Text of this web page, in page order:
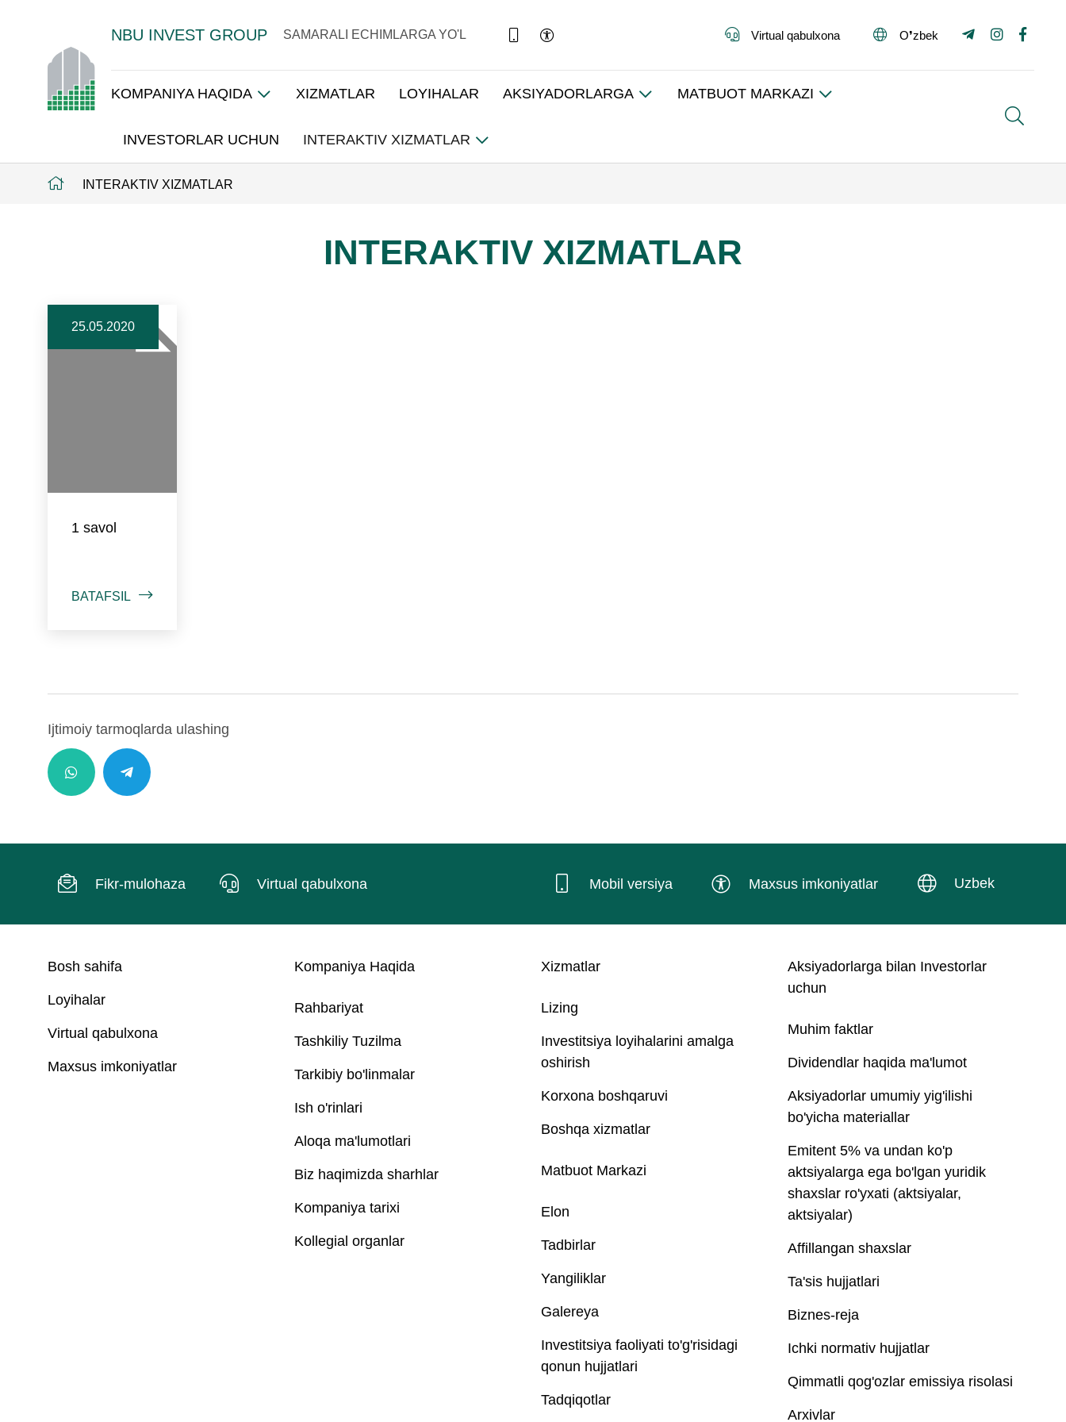
NBU INVEST GROUP SAMARALI ECHIMLARGA YO'L Virtual qabulxona O❜zbek
KOMPANIYA HAQIDA XIZMATLAR LOYIHALAR AKSIYADORLARGA MATBUOT MARKAZI
INVESTORLAR UCHUN INTERAKTIV XIZMATLAR
INTERAKTIV XIZMATLAR
INTERAKTIV XIZMATLAR
25.05.2020
1 savol
BATAFSIL
Ijtimoiy tarmoqlarda ulashing
Fikr-mulohaza Virtual qabulxona Mobil versiya Maxsus imkoniyatlar Uzbek
Bosh sahifa
Loyihalar
Virtual qabulxona
Maxsus imkoniyatlar
Kompaniya Haqida
Rahbariyat
Tashkiliy Tuzilma
Tarkibiy bo'linmalar
Ish o'rinlari
Aloqa ma'lumotlari
Biz haqimizda sharhlar
Kompaniya tarixi
Kollegial organlar
Xizmatlar
Lizing
Investitsiya loyihalarini amalga
oshirish
Korxona boshqaruvi
Boshqa xizmatlar
Matbuot Markazi
Elon
Tadbirlar
Yangiliklar
Galereya
Investitsiya faoliyati to'g'risidagi
qonun hujjatlari
Tadqiqotlar
Aksiyadorlarga bilan Investorlar
uchun
Muhim faktlar
Dividendlar haqida ma'lumot
Aksiyadorlar umumiy yig'ilishi
bo'yicha materiallar
Emitent 5% va undan ko'p
aktsiyalarga ega bo'lgan yuridik
shaxslar ro'yxati (aktsiyalar,
aktsiyalar)
Affillangan shaxslar
Ta'sis hujjatlari
Biznes-reja
Ichki normativ hujjatlar
Qimmatli qog'ozlar emissiya risolasi
Arxivlar